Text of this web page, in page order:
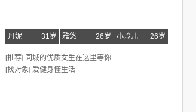
丹妮 31岁 雅悠 26岁 小玲儿 26岁
[推荐] 同城的优质女生在这里等你
[找对象] 爱健身懂生活